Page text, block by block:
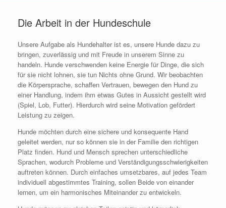
Die Arbeit in der Hundeschule
Unsere Aufgabe als Hundehalter ist es, unsere Hunde dazu zu
bringen, zuverlässig und mit Freude in unserem Sinne zu
handeln. Hunde verschwenden keine Energie für Dinge, die sich
für sie nicht lohnen, sie tun Nichts ohne Grund. Wir beobachten
die Körpersprache, schaffen Vertrauen, bewegen den Hund zu
einer Handlung, indem ihm etwas Gutes in Aussicht gestellt wird
(Spiel, Lob, Futter). Hierdurch wird seine Motivation gefördert
Leistung zu zeigen.
Hunde möchten durch eine sichere und konsequente Hand
geleitet werden, nur so können sie in der Familie den richtigen
Platz finden. Hund und Mensch sprechen unterschiedliche
Sprachen, wodurch Probleme und Verständigungsschwierigkeiten
auftreten können. Durch einfaches umsetzbares, auf jedes Team
individuell abgestimmtes Training, sollen Beide von einander
lernen, um ein harmonisches Miteinander zu entwickeln.